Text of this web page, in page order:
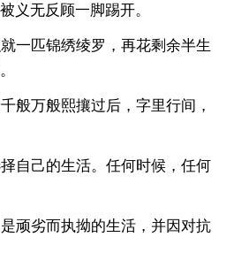
义无反顾一脚踢开。
一匹锦绣绫罗，再花剩余半生
般万般熙攘过后，字里行间，
自己的生活。任何时候，任何
顽劣而执拗的生活，并因对抗